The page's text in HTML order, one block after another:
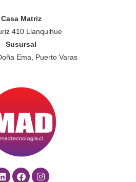
Casa Matriz
410 Llanquihue
Susursal
Ema, Puerto Varas
L
F
I